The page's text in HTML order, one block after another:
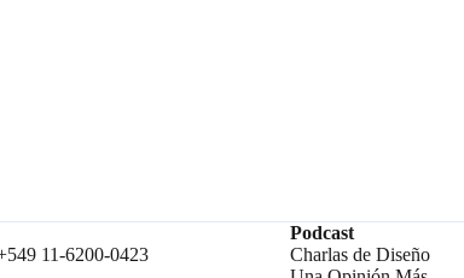
11-6200-0423
Podcast
Charlas de Diseño